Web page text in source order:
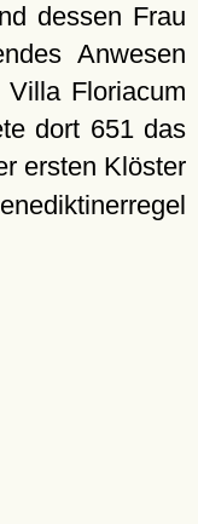
dessen Frau
Anwesen
Floriacum
dort 651 das
ersten Klöster